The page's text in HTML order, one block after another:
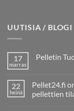
UUTISIA / BLOGI
17
marras
Pelletin
Pelletin
Tuotanto
ja
22
heinä
Pellet24.fi
pellettien